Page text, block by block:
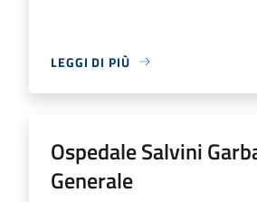
LEGGI DI PIÙ
Ospedale Salvini
Generale